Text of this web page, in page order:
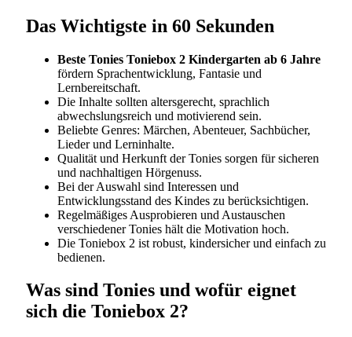
Das Wichtigste in 60 Sekunden
Beste Tonies Toniebox 2 Kindergarten ab 6 Jahre
fördern Sprachentwicklung, Fantasie und
Lernbereitschaft.
Die Inhalte sollten altersgerecht, sprachlich
abwechslungsreich und motivierend sein.
Beliebte Genres: Märchen, Abenteuer, Sachbücher,
Lieder und Lerninhalte.
Qualität und Herkunft der Tonies sorgen für sicheren
und nachhaltigen Hörgenuss.
Bei der Auswahl sind Interessen und
Entwicklungsstand des Kindes zu berücksichtigen.
Regelmäßiges Ausprobieren und Austauschen
verschiedener Tonies hält die Motivation hoch.
Die Toniebox 2 ist robust, kindersicher und einfach zu
bedienen.
Was sind Tonies und wofür eignet
sich die Toniebox 2?